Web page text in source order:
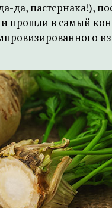
да, пастернака!),
в самый